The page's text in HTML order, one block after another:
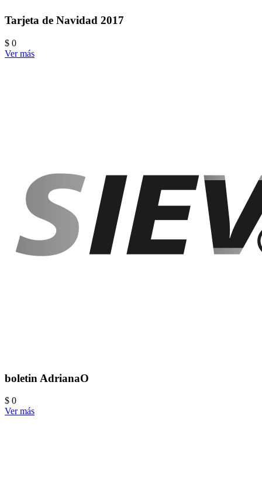
Tarjeta de Navidad 2017
$ 0
Ver más
boletin AdrianaO
$ 0
Ver más